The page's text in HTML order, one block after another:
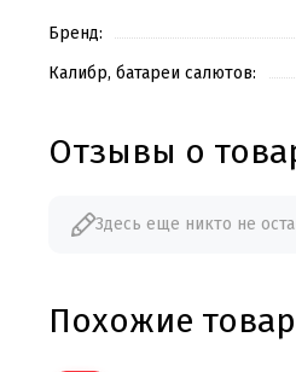
Бренд:
Калибр, батареи салютов:
Отзывы о
Здесь еще никто не
Похожие